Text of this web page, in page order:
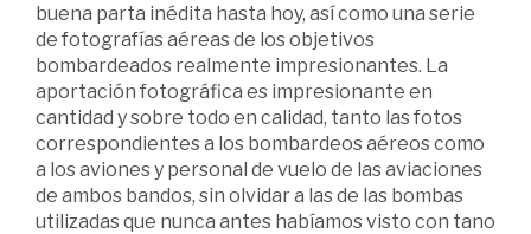
buena parta inédita hasta hoy, así como una serie
de fotografías aéreas de los objetivos
bombardeados realmente impresionantes. La
aportación fotográfica es impresionante en
cantidad y sobre todo en calidad, tanto las fotos
correspondientes a los bombardeos aéreos como
a los aviones y personal de vuelo de las aviaciones
de ambos bandos, sin olvidar a las de las bombas
utilizadas que nunca antes habíamos visto con tano